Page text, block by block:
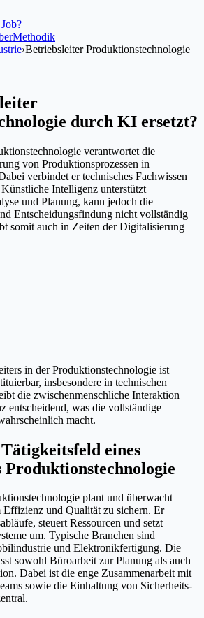
Methodik
›Betriebsleiter Produktionstechnologie
durch KI ersetzt?
verantwortet die
von Produktionsprozessen in
verbindet er technisches Fachwissen
Intelligenz unterstützt
und Planung, kann jedoch die
Entscheidungsfindung nicht vollständig
somit auch in Zeiten der Digitalisierung
in der Produktionstechnologie ist
insbesondere in technischen
die zwischenmenschliche Interaktion
entscheidend, was die vollständige
macht.
eines
plant und überwacht
Effizienz und Qualität zu sichern. Er
steuert Ressourcen und setzt
um. Typische Branchen sind
und Elektronikfertigung. Die
sowohl Büroarbeit zur Planung als auch
Dabei ist die enge Zusammenarbeit mit
sowie die Einhaltung von Sicherheits-